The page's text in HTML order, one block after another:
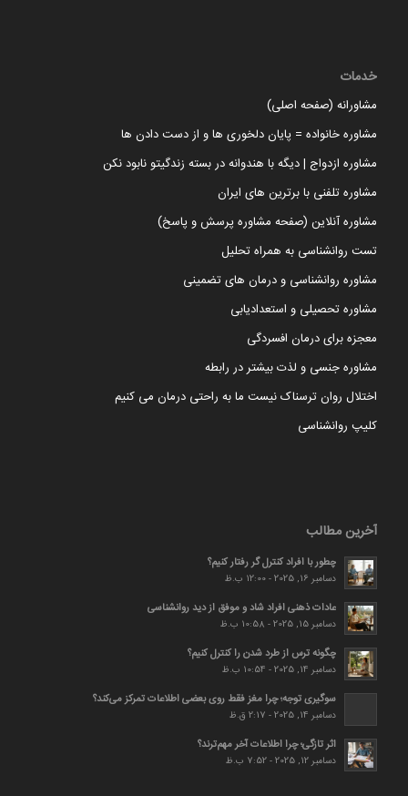
خدمات
مشاورانه (صفحه اصلی)
مشاوره خانواده = پایان دلخوری ها و از دست دادن ها
مشاوره ازدواج | دیگه با هندوانه در بسته زندگیتو نابود نکن
مشاوره تلفنی با برترین های ایران
مشاوره آنلاین (صفحه مشاوره پرسش و پاسخ)
تست روانشناسی به همراه تحلیل
مشاوره روانشناسی و درمان های تضمینی
مشاوره تحصیلی و استعدادیابی
معجزه برای درمان افسردگی
مشاوره جنسی و لذت بیشتر در رابطه
اختلال روان ترسناک نیست ما به راحتی درمان می کنیم
کلیپ روانشناسی
آخرین مطالب
چطور با افراد کنترل گر رفتار کنیم؟
دسامبر 16, 2025 - 12:00 ب.ظ
عادات ذهنی افراد شاد و موفق از دید روانشناسی
دسامبر 15, 2025 - 10:58 ب.ظ
چگونه ترس از طرد شدن را کنترل کنیم؟
دسامبر 14, 2025 - 10:54 ب.ظ
سوگیری توجه؛ چرا مغز فقط روی بعضی اطلاعات تمرکز می‌کند؟
دسامبر 14, 2025 - 2:17 ق.ظ
اثر تازگی؛ چرا اطلاعات آخر مهم‌ترند؟
دسامبر 12, 2025 - 7:52 ب.ظ